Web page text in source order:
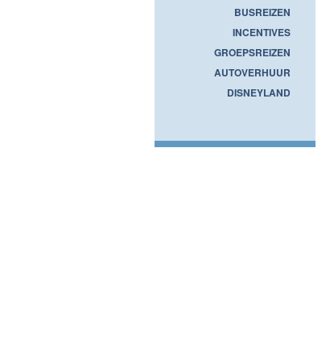
BUSREIZEN
INCENTIVES
GROEPSREIZEN
AUTOVERHUUR
DISNEYLAND